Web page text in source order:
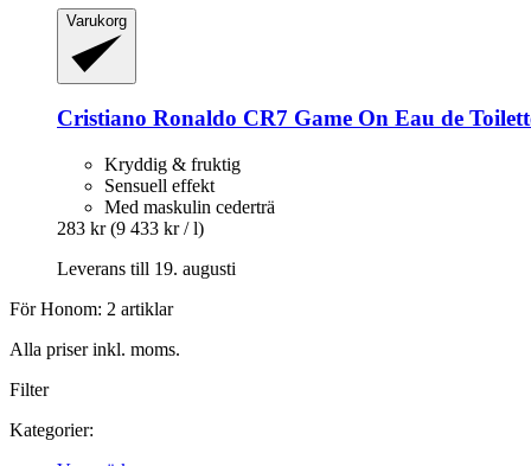
Varukorg
Cristiano Ronaldo CR7 Game On Eau de
Kryddig & fruktig
Sensuell effekt
Med maskulin cederträ
283 kr (9 433 kr / l)
Leverans till 19. augusti
För Honom: 2 artiklar
Alla priser inkl. moms.
Filter
Kategorier: